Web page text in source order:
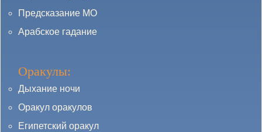
Предсказание МО
Арабское гадание
Оракулы:
Дыхание ночи
Оракул оракулов
Египетский оракул